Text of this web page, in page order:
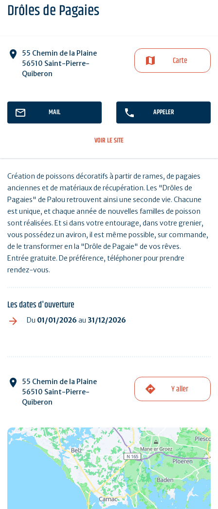
Drôles de Pagaies
55 Chemin de la Plaine
56510 Saint-Pierre-
Quiberon
Carte
MAIL APPELER
VOIR LE SITE
Création de poissons décoratifs à partir de rames, de pagaies
anciennes et de matériaux de récupération. Les "Drôles de
Pagaies" de Palou retrouvent ainsi une seconde vie. Chacune
est unique, et chaque année de nouvelles familles de poisson
sont réalisées. Et si dans votre entourage, dans votre grenier,
vous possédez un aviron, il est même possible, sur commande,
de le transformer en la "Drôle de Pagaie" de vos rêves.
Entrée gratuite. De préférence, téléphoner pour prendre
rendez-vous.
Les dates d'ouverture
Du 01/01/2026 au 31/12/2026
55 Chemin de la Plaine
56510 Saint-Pierre-
Quiberon
Y aller